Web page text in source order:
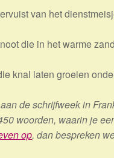
van het
die in het warme
knal laten groeien
de schrijfweek in
woorden, waarin je
op, dan bespreken